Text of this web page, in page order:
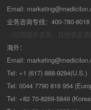
Email:
业务咨询专线：400-780-8018
海外：
Email:
Tel: +1 (617) 888-9294(U.S.)
Tel: 0044 7790 816 954
Tel: +82 70-8269-5849